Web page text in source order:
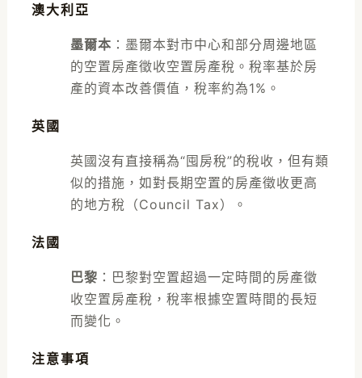
澳大利亞
墨爾本 ：墨爾本對市中心和部分周邊地區
的空置房產徵收空置房產稅。稅率基於房
產的資本改善價值，稅率約為1%。
英國
英國沒有直接稱為“囤房稅”的稅收，但有類
似的措施，如對長期空置的房產徵收更高
的地方稅（Council Tax）。
法國
巴黎 ：巴黎對空置超過一定時間的房產徵
收空置房產稅，稅率根據空置時間的長短
而變化。
注意事項